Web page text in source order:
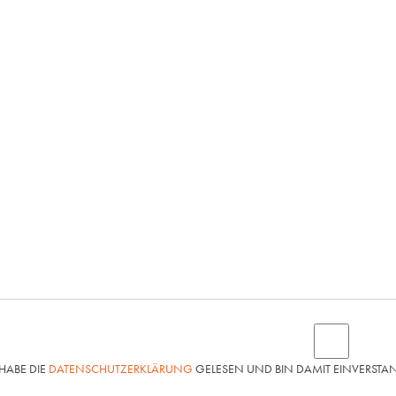
DIE DATENSCHUTZERKLÄRUNG GELESEN UND BIN DAMIT